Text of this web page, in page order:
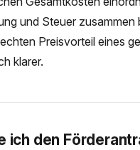
und Steuer zusammen
Preisvorteil eines
klarer.
ich den